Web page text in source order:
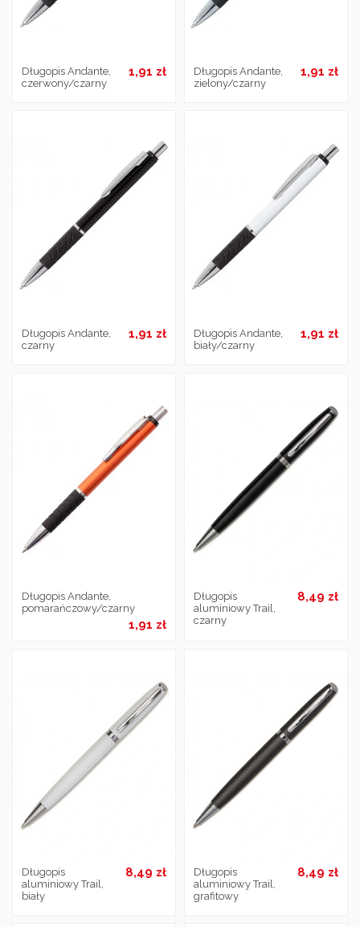
Długopis Andante,
czerwony/czarny
1,91 zł
Długopis Andante,
zielony/czarny
1,91 zł
Długopis Andante,
czarny
1,91 zł
Długopis Andante,
biały/czarny
1,91 zł
Długopis Andante,
pomarańczowy/czarny
1,91 zł
Długopis
aluminiowy Trail,
czarny
8,49 zł
Długopis
aluminiowy Trail,
biały
8,49 zł
Długopis
aluminiowy Trail,
grafitowy
8,49 zł